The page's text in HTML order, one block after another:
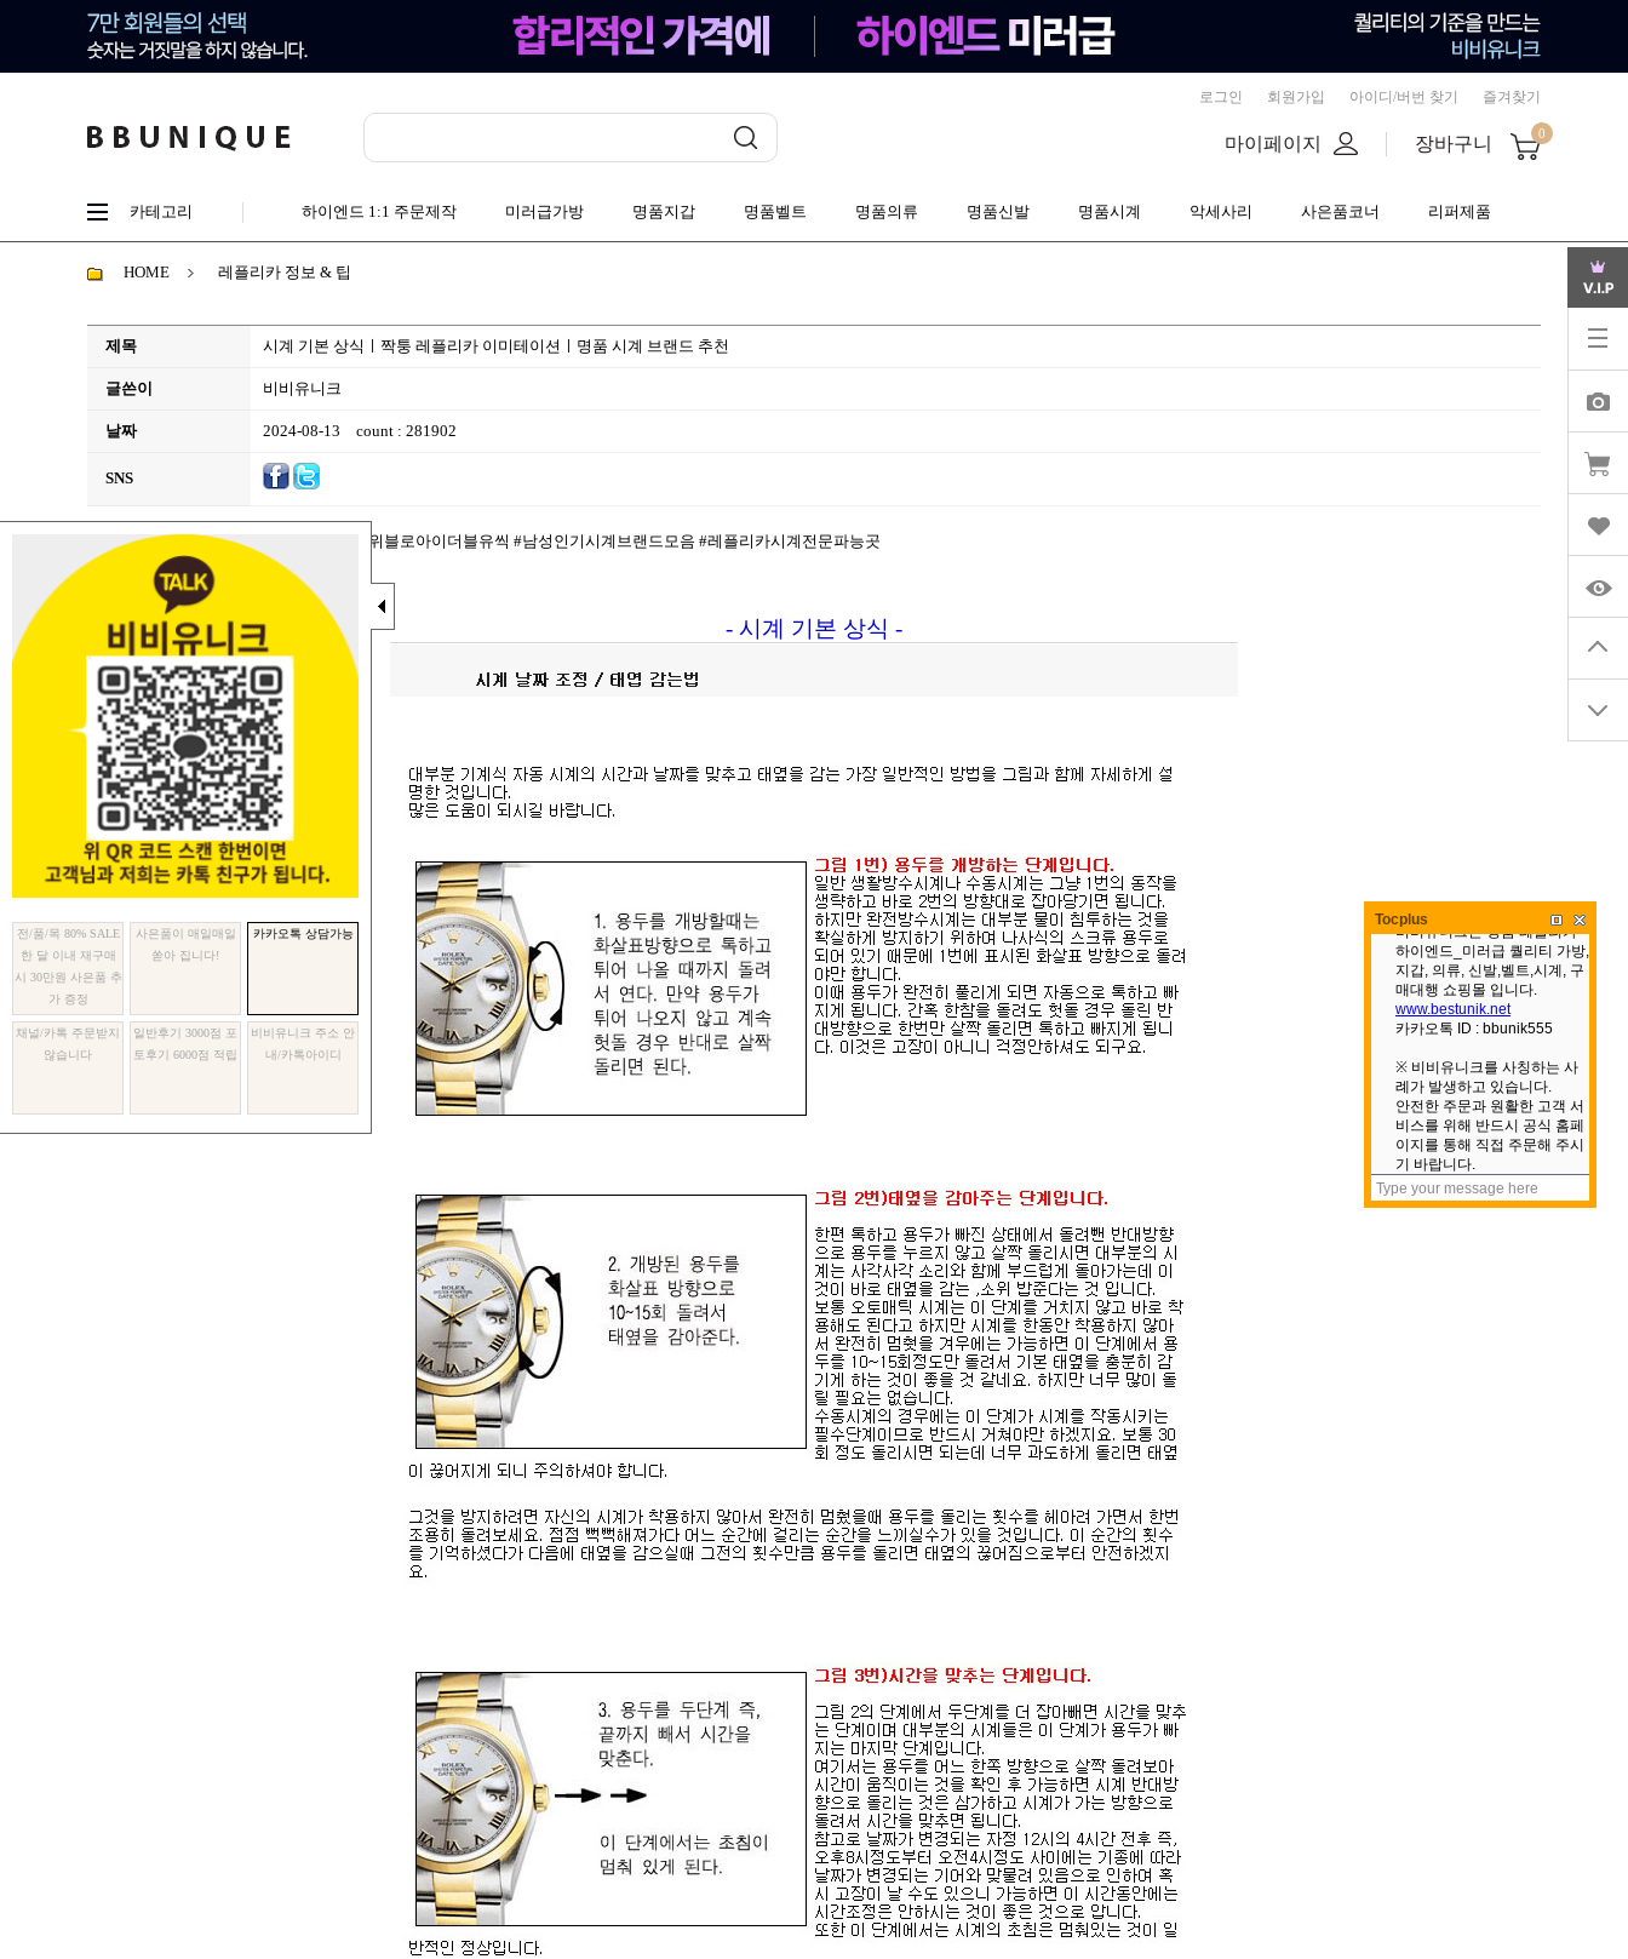
가 증정
쏟아 집니다!
카카오톡 상담가능
않습니다 토후기 6000점 적립 내/카톡아이디
로그인 회원가입 아이디/버번 찾기 즐겨찾기
마이페이지 장바구니 0
카테고리 하이엔드 1:1 주문제작 미러급가방 명품지갑 명품벨트 명품의류 명품신발 명품시계 악세사리 사은품코너 리퍼제품
HOME 레플리카 정보 & 팁
제목 시계 기본 상식ㅣ짝퉁 레플리카 이미테이션ㅣ명품 시계 브랜드 추천
글쓴이 비비유니크
날짜 2024-08-13 count : 281902
SNS
#레플리카시계사이트 #로렉스오메가위블로아이더블유씩 #남성인기시계브랜드모음 #레플리카시계전문파능곳
- 시계 기본 상식 -
Tocplus